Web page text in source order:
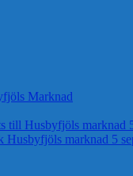
Marknad
till Husbyfjöls marknad
Husbyfjöls marknad 5